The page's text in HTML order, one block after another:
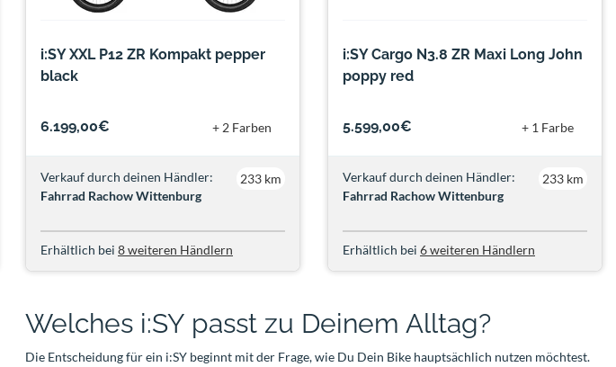
i:SY XXL P12 ZR Kompakt pepper
black
6.199,00€ + 2 Farben
Verkauf durch deinen Händler:
Fahrrad Rachow Wittenburg
233 km
Erhältlich bei 8 weiteren Händlern
i:SY Cargo N3.8 ZR Maxi Long John
poppy red
5.599,00€ + 1 Farbe
Verkauf durch deinen Händler:
Fahrrad Rachow Wittenburg
233 km
Erhältlich bei 6 weiteren Händlern
Welches i:SY passt zu Deinem Alltag?
Die Entscheidung für ein i:SY beginnt mit der Frage, wie Du Dein Bike hauptsächlich nutzen möchtest.